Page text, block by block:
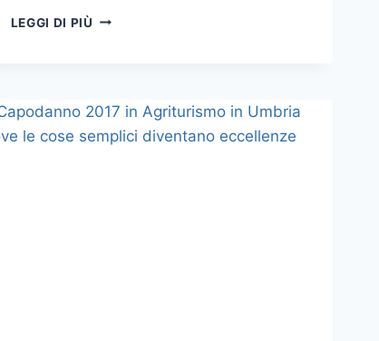
LEGGI DI PIÙ GUALDO
IN
AFFITTO